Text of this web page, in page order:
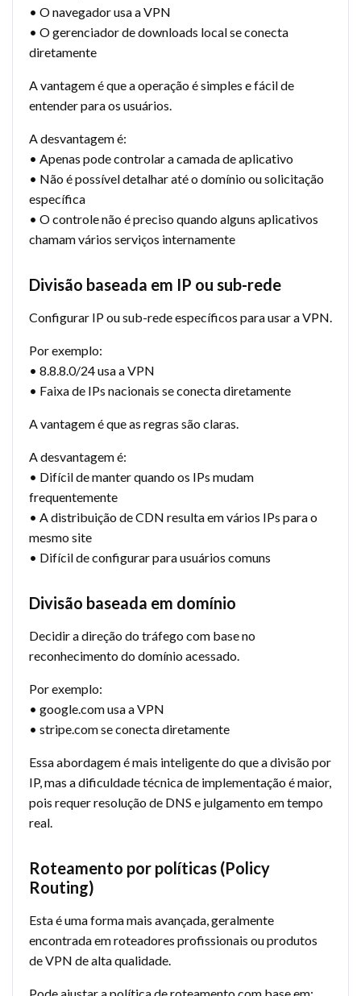
• O navegador usa a VPN
• O gerenciador de downloads local se conecta
diretamente
A vantagem é que a operação é simples e fácil de
entender para os usuários.
A desvantagem é:
• Apenas pode controlar a camada de aplicativo
• Não é possível detalhar até o domínio ou solicitação
específica
• O controle não é preciso quando alguns aplicativos
chamam vários serviços internamente
Divisão baseada em IP ou sub-rede
Configurar IP ou sub-rede específicos para usar a VPN.
Por exemplo:
• 8.8.8.0/24 usa a VPN
• Faixa de IPs nacionais se conecta diretamente
A vantagem é que as regras são claras.
A desvantagem é:
• Difícil de manter quando os IPs mudam
frequentemente
• A distribuição de CDN resulta em vários IPs para o
mesmo site
• Difícil de configurar para usuários comuns
Divisão baseada em domínio
Decidir a direção do tráfego com base no
reconhecimento do domínio acessado.
Por exemplo:
• google.com usa a VPN
• stripe.com se conecta diretamente
Essa abordagem é mais inteligente do que a divisão por
IP, mas a dificuldade técnica de implementação é maior,
pois requer resolução de DNS e julgamento em tempo
real.
Roteamento por políticas (Policy
Routing)
Esta é uma forma mais avançada, geralmente
encontrada em roteadores profissionais ou produtos
de VPN de alta qualidade.